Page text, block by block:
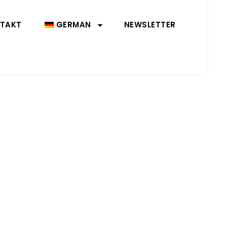
GERMAN NEWSLETTER